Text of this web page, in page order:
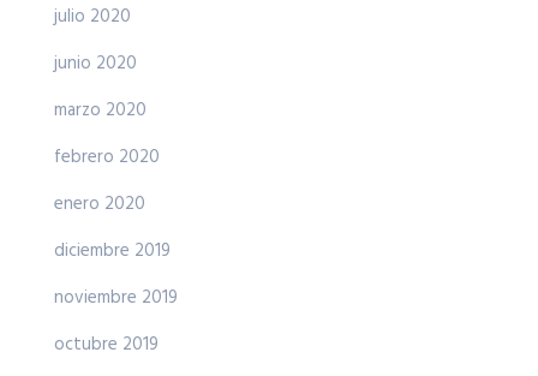
julio 2020
junio 2020
marzo 2020
febrero 2020
enero 2020
diciembre 2019
noviembre 2019
octubre 2019